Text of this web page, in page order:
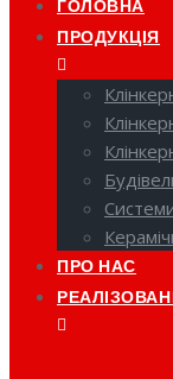
ГОЛОВНА
ПРОДУКЦІЯ
ПРО НАС